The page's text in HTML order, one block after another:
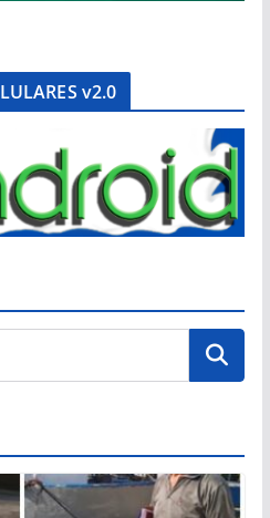
v2.0